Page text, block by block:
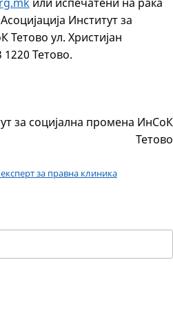
Институт за
Тетово ул. Христијан
Тетово.
за социјална промена ИнСоК
Тетово
за правна клиника